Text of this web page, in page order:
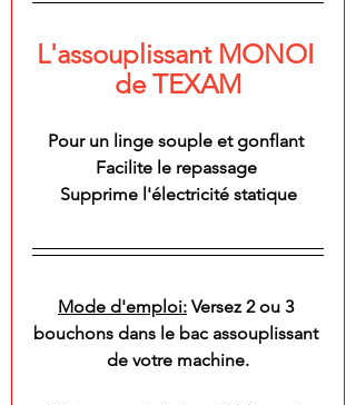
L'assouplissant MONOI
de TEXAM
Pour un linge souple et gonflant
Facilite le repassage
Supprime l'électricité statique
Mode d'emploi: Versez 2 ou 3
bouchons dans le bac assouplissant
de votre machine.